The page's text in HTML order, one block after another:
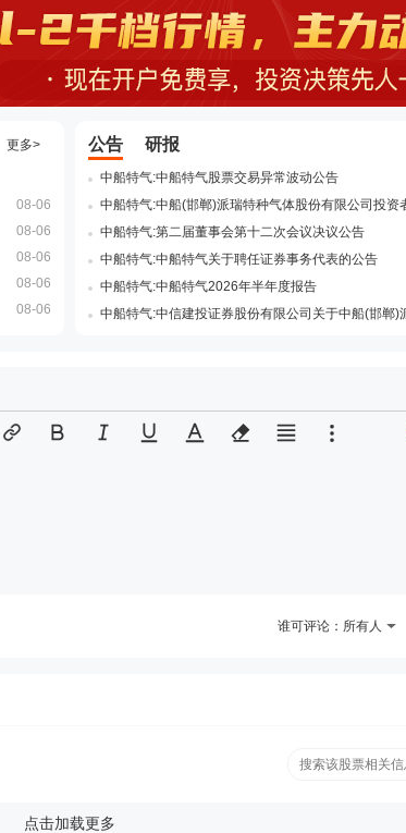
更多>
08-06
08-06
08-06
08-06
08-06
公告 研报
中船特气:中船特气股票交易异常波动公告
中船特气:第二届董事会第十二次会议决议公告
中船特气:中船特气关于聘任证券事务代表的公告
中船特气:中船特气2026年半年度报告
谁可评论： 所有人
点击加载更多